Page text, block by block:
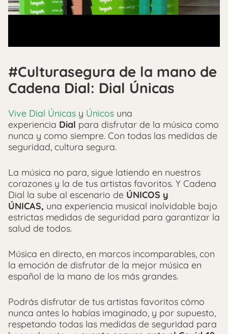
#Culturasegura de la mano de
Cadena Dial: Dial Únicas
Vive Dial Únicas y Únicos una
experiencia Dial para disfrutar de la música como
nunca y como siempre. Con todas las medidas de
seguridad, cultura segura.
La música no para, sigue latiendo en nuestros
corazones y la de tus artistas favoritos. Y Cadena
Dial la sube al escenario de ÚNICOS y
ÚNICAS, una experiencia musical inolvidable bajo
estrictas medidas de seguridad para garantizar la
salud de todos.
Música en directo, en marcos incomparables, con
la emoción de disfrutar de la mejor música en
español de la mano de los más grandes.
Podrás disfrutar de tus artistas favoritos cómo
nunca antes lo habías imaginado, y por supuesto,
respetando todas las medidas de seguridad para